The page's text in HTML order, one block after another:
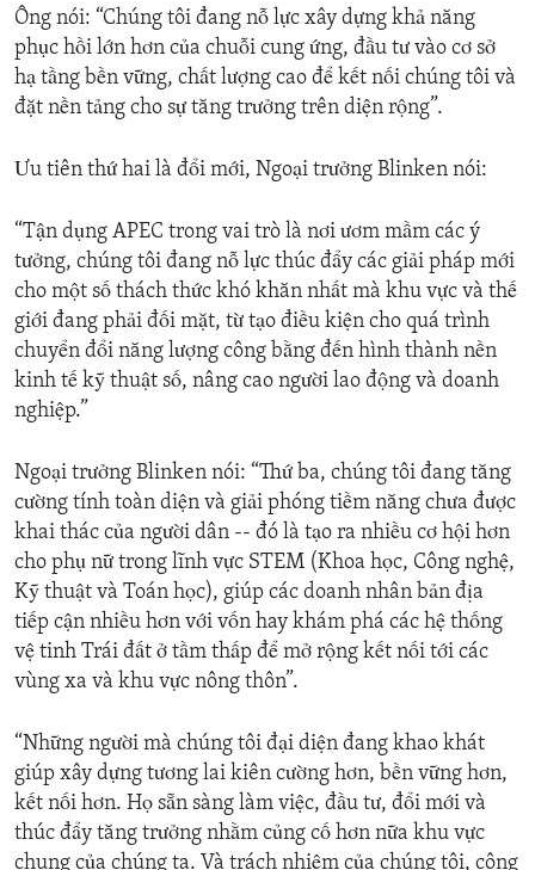
Ông nói: “Chúng tôi đang nỗ lực xây dựng khả năng
phục hồi lớn hơn của chuỗi cung ứng, đầu tư vào cơ sở
hạ tầng bền vững, chất lượng cao để kết nối chúng tôi và
đặt nền tảng cho sự tăng trưởng trên diện rộng”.
Ưu tiên thứ hai là đổi mới, Ngoại trưởng Blinken nói:
“Tận dụng APEC trong vai trò là nơi ươm mầm các ý
tưởng, chúng tôi đang nỗ lực thúc đẩy các giải pháp mới
cho một số thách thức khó khăn nhất mà khu vực và thế
giới đang phải đối mặt, từ tạo điều kiện cho quá trình
chuyển đổi năng lượng công bằng đến hình thành nền
kinh tế kỹ thuật số, nâng cao người lao động và doanh
nghiệp.”
Ngoại trưởng Blinken nói: “Thứ ba, chúng tôi đang tăng
cường tính toàn diện và giải phóng tiềm năng chưa được
khai thác của người dân -- đó là tạo ra nhiều cơ hội hơn
cho phụ nữ trong lĩnh vực STEM (Khoa học, Công nghệ,
Kỹ thuật và Toán học), giúp các doanh nhân bản địa
tiếp cận nhiều hơn với vốn hay khám phá các hệ thống
vệ tinh Trái đất ở tầm thấp để mở rộng kết nối tới các
vùng xa và khu vực nông thôn”.
“Những người mà chúng tôi đại diện đang khao khát
giúp xây dựng tương lai kiên cường hơn, bền vững hơn,
kết nối hơn. Họ sẵn sàng làm việc, đầu tư, đổi mới và
thúc đẩy tăng trưởng nhằm củng cố hơn nữa khu vực
chung của chúng ta. Và trách nhiệm của chúng tôi, công